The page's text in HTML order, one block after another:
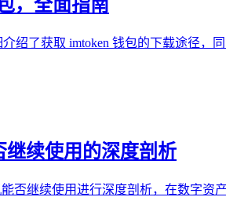
，全面指南
绍了获取 imtoken 钱包的下载途径
继续使用的深度剖析
否继续使用进行深度剖析，在数字